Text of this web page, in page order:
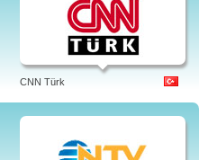
CNN Türk